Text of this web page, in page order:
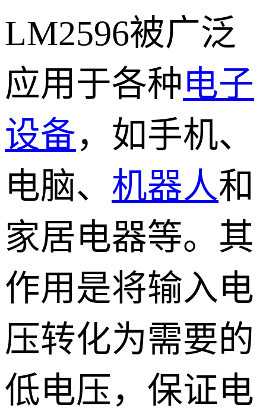
LM2596被广泛
应用于各种电子
设备，如手机、
电脑、 机器人和
家居电器等。其
作用是将输入电
压转化为需要的
低电压，保证电